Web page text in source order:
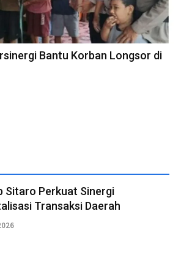
Sitaro Perkuat Sinergi
Transaksi Daerah